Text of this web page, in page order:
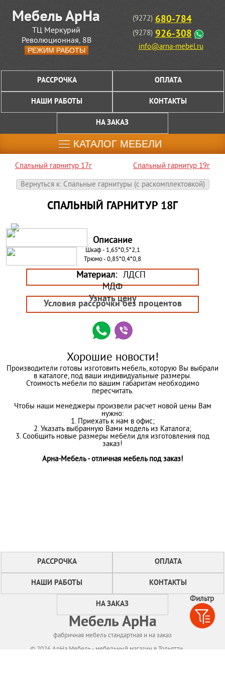
Фильтр
ТЦ Меркурий
Революционная, 8В
РЕЖИМ РАБОТЫ
(9272) 680-784
(9278) 926-308
info@arna-mebel.ru
РАССРОЧКА ОПЛАТА
НАШИ РАБОТЫ КОНТАКТЫ
НА ЗАКАЗ
КАТАЛОГ МЕБЕЛИ
Спальный гарнитур 17г
Спальный гарнитур 19г
Вернуться к: Спальные гарнитуры (c раскомплектовкой)
СПАЛЬНЫЙ ГАРНИТУР 18Г
Описание
Шкаф - 1,65*0,5*2,1
Трюмо - 0,85*0,4*0,8
Материал: ЛДСП
МДФ
Узнать цену
Условия рассрочки без процентов
Хорошие новости!
Производители готовы изготовить мебель, которую Вы выбрали
в каталоге, под ваши индивидуальные размеры.
Стоимость мебели по вашим габаритам необходимо
пересчитать.
Чтобы наши менеджеры произвели расчет новой цены Вам
нужно:
1. Приехать к нам в офис;
2. Указать выбранную Вами модель из Каталога;
3. Сообщить новые размеры мебели для изготовления под
заказ!
Арна-Мебель - отличная мебель под заказ!
РАССРОЧКА ОПЛАТА
НАШИ РАБОТЫ КОНТАКТЫ
НА ЗАКАЗ
Мебель АрНа
фабричная мебель стандартная и на заказ
© 2026 АрНа Мебель - мебельный магазин в Тольятти